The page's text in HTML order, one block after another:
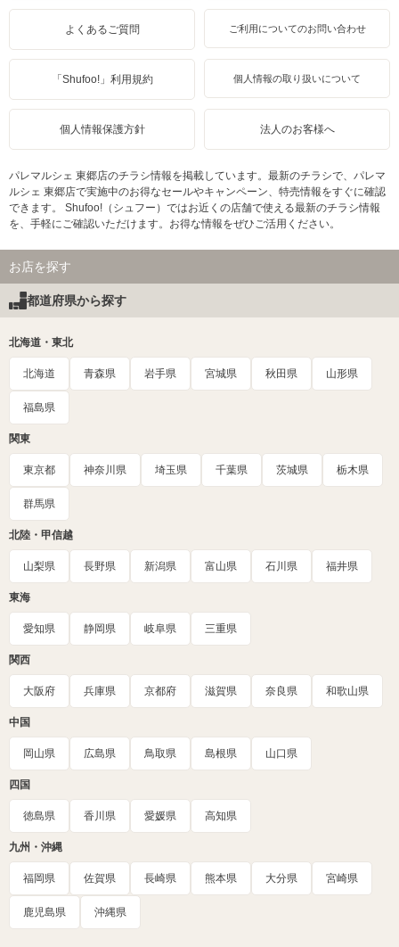
よくあるご質問 ご利用についてのお問い合わせ
「Shufoo!」利用規約 個人情報の取り扱いについて
個人情報保護方針 法人のお客様へ
パレマルシェ 東郷店のチラシ情報を掲載しています。最新のチラシで、パレマ
ルシェ 東郷店で実施中のお得なセールやキャンペーン、特売情報をすぐに確認
できます。 Shufoo!（シュフー）ではお近くの店舗で使える最新のチラシ情報
を、手軽にご確認いただけます。お得な情報をぜひご活用ください。
お店を探す
都道府県から探す
北海道・東北
北海道 青森県 岩手県 宮城県 秋田県 山形県
福島県
関東
東京都 神奈川県 埼玉県 千葉県 茨城県 栃木県
群馬県
北陸・甲信越
山梨県 長野県 新潟県 富山県 石川県 福井県
東海
愛知県 静岡県 岐阜県 三重県
関西
大阪府 兵庫県 京都府 滋賀県 奈良県 和歌山県
中国
岡山県 広島県 鳥取県 島根県 山口県
四国
徳島県 香川県 愛媛県 高知県
九州・沖縄
福岡県 佐賀県 長崎県 熊本県 大分県 宮崎県
鹿児島県 沖縄県